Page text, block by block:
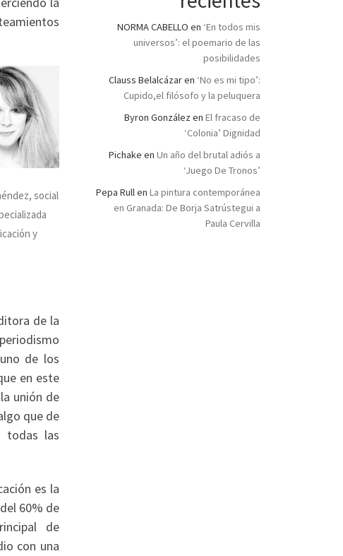
social
y
de la
de los
en este
unión de
que de
todas las
es la
60% de
de
con una
NORMA CABELLO en ‘En todos mis
universos’: el poemario de las
posibilidades
Clauss Belalcázaren ‘No es mi tipo’:
Cupido,el filósofo y la peluquera
Byron González en El fracaso de
‘Colonia’ Dignidad
Pichake en Un año del brutal adiós a
‘Juego De Tronos’
Pepa Rullen La pintura contemporánea
en Granada: De Borja Satrústegui a
Paula Cervilla